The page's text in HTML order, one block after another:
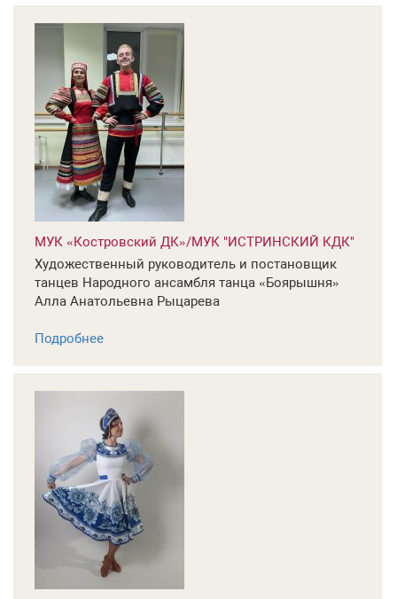
МУК «Костровский ДК»/МУК "ИСТРИНСКИЙ КДК"
Художественный руководитель и постановщик
танцев Народного ансамбля танца «Боярышня»
Алла Анатольевна Рыцарева
Подробнее